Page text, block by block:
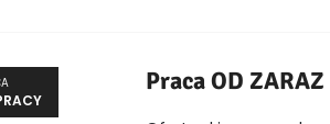
Praca OD ZARAZ